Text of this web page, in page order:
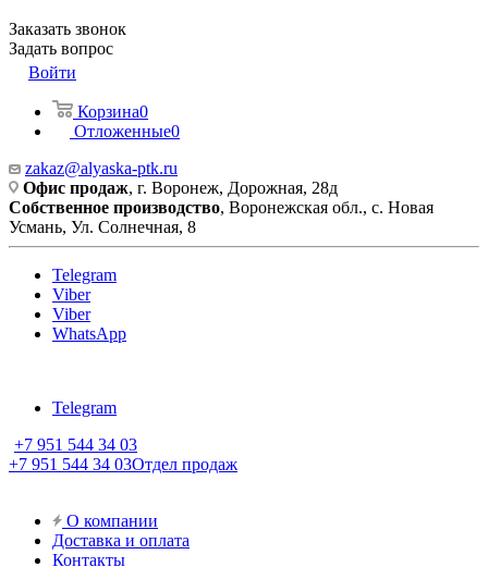
Заказать звонок
Задать вопрос
Войти
Корзина0
Отложенные0
zakaz@alyaska-ptk.ru
Офис продаж, г. Воронеж, Дорожная, 28д
Собственное производство, Воронежская обл., с. Новая
Усмань, Ул. Солнечная, 8
Telegram
Viber
Viber
WhatsApp
Telegram
+7 951 544 34 03
+7 951 544 34 03Отдел продаж
О компании
Доставка и оплата
Контакты